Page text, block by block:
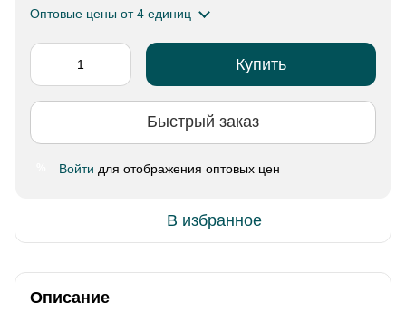
Оптовые цены от 4 единиц
Купить
Быстрый заказ
Войти для отображения оптовых цен
В избранное
Описание